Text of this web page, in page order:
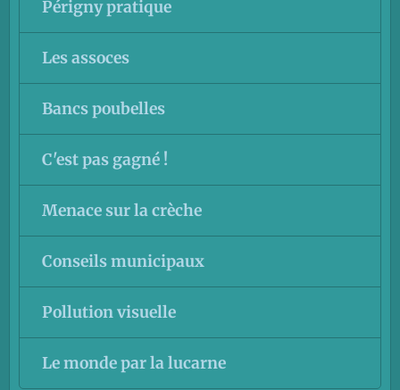
Périgny pratique
Les assoces
Bancs poubelles
C'est pas gagné !
Menace sur la crèche
Conseils municipaux
Pollution visuelle
Le monde par la lucarne